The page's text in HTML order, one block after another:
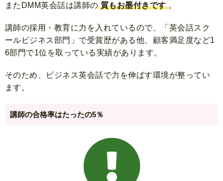
またDMM英会話は講師の 質もお墨付きです 。
講師の採用・教育に力を入れているので、「英会話スク
ールビジネス部門」で受賞歴がある他、顧客満足度など1
6部門で1位を取っている実績があります。
そのため、ビジネス英会話で力を伸ばす環境が整ってい
ます。
講師の合格率はたったの5％